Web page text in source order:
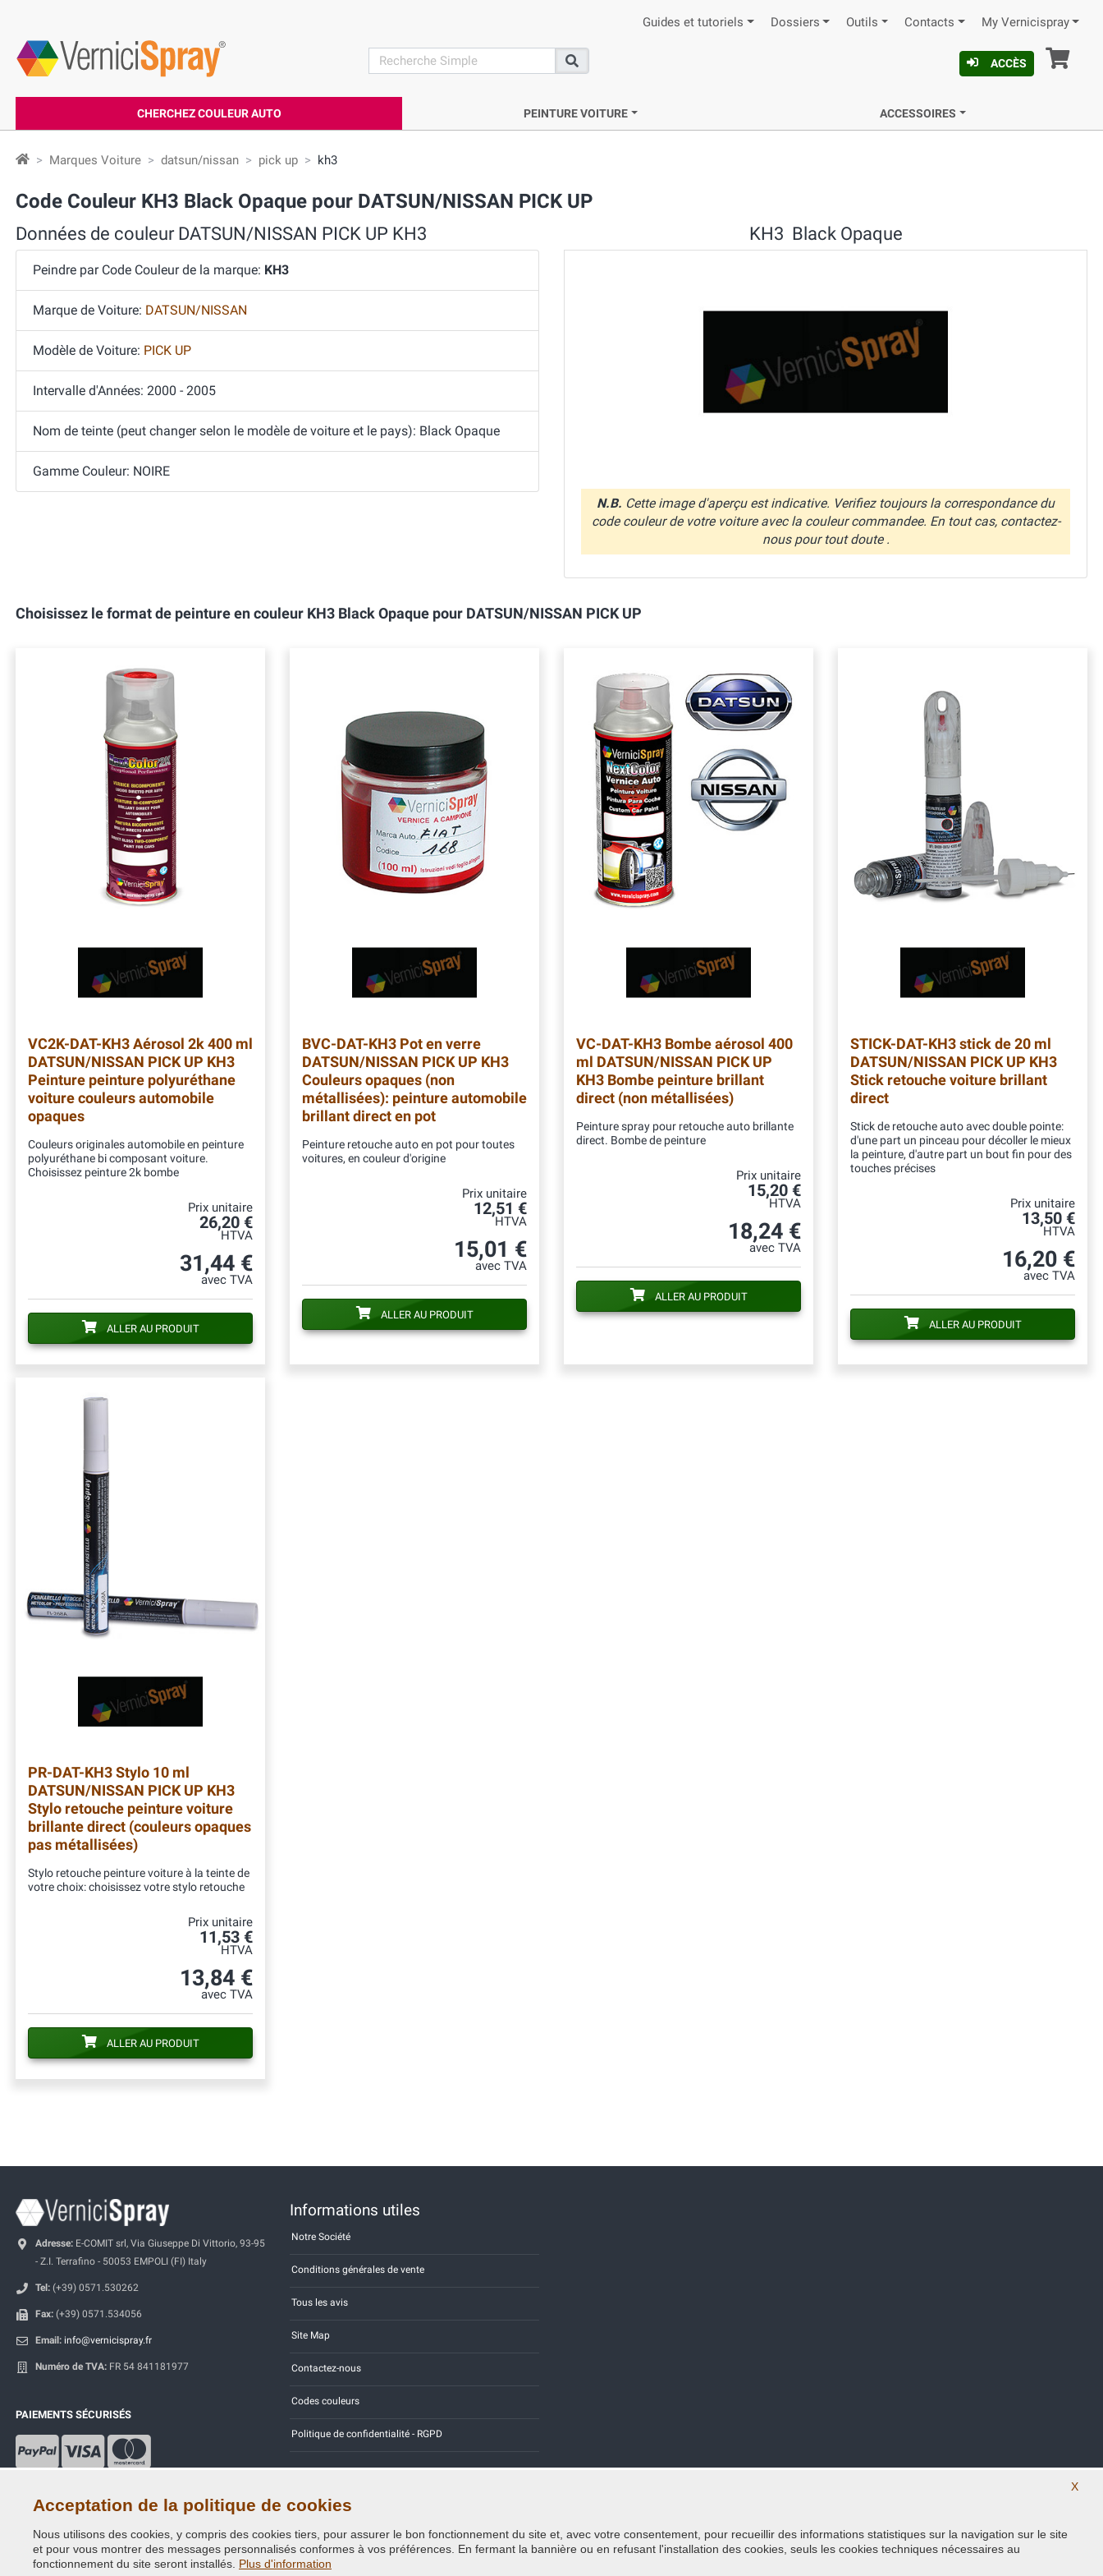
Guides et tutoriels Dossiers Outils Contacts My Vernicispray
search
Recherche
ACCÈS
CHERCHEZ COULEUR AUTO PEINTURE VOITURE ACCESSOIRES
Marques Voiture datsun/nissan pick up kh3
Code Couleur KH3 Black Opaque pour DATSUN/NISSAN PICK UP
Données de couleur DATSUN/NISSAN PICK UP KH3
Peindre par Code Couleur de la marque: KH3
Marque de Voiture: DATSUN/NISSAN
Modèle de Voiture: PICK UP
Intervalle d'Années: 2000 - 2005
Nom de teinte (peut changer selon le modèle de voiture et le pays): Black Opaque
Gamme Couleur: NOIRE
KH3 Black Opaque
N.B. Cette image d'aperçu est indicative. Verifiez toujours la correspondance du
code couleur de votre voiture avec la couleur commandee. En tout cas, contactez-
nous pour tout doute .
Choisissez le format de peinture en couleur KH3 Black Opaque pour DATSUN/NISSAN PICK UP
VC2K-DAT-KH3Aérosol 2k 400 ml
DATSUN/NISSAN PICK UP KH3
Peinture peinture polyuréthane
voiture couleurs automobile
opaques
Couleurs originales automobile en peinture
polyuréthane bi composant voiture.
Choisissez peinture 2k bombe
Prix unitaire
26,20 €
HTVA
31,44 €
avec TVA
ALLER AU PRODUIT
BVC-DAT-KH3 Pot en verre
DATSUN/NISSAN PICK UP KH3
Couleurs opaques (non
métallisées): peinture automobile
brillant direct en pot
Peinture retouche auto en pot pour toutes
voitures, en couleur d'origine
Prix unitaire
12,51 €
HTVA
15,01 €
avec TVA
ALLER AU PRODUIT
VC-DAT-KH3 Bombe aérosol 400
ml DATSUN/NISSAN PICK UP
KH3 Bombe peinture brillant
direct (non métallisées)
Peinture spray pour retouche auto brillante
direct. Bombe de peinture
Prix unitaire
15,20 €
HTVA
18,24 €
avec TVA
ALLER AU PRODUIT
STICK-DAT-KH3stick de 20 ml
DATSUN/NISSAN PICK UP KH3
Stick retouche voiture brillant
direct
Stick de retouche auto avec double pointe:
d'une part un pinceau pour décoller le mieux
la peinture, d'autre part un bout fin pour des
touches précises
Prix unitaire
13,50 €
HTVA
16,20 €
avec TVA
ALLER AU PRODUIT
PR-DAT-KH3Stylo 10 ml
DATSUN/NISSAN PICK UP KH3
Stylo retouche peinture voiture
brillante direct (couleurs opaques
pas métallisées)
Stylo retouche peinture voiture à la teinte de
votre choix: choisissez votre stylo retouche
Prix unitaire
11,53 €
HTVA
13,84 €
avec TVA
ALLER AU PRODUIT
Adresse: E-COMIT srl, Via Giuseppe Di Vittorio, 93-95
- Z.I. Terrafino - 50053 EMPOLI (FI) Italy
Tel: (+39) 0571.530262
Fax: (+39) 0571.534056
Email: info@vernicispray.fr
Numéro de TVA: FR 54 841181977
PAIEMENTS SÉCURISÉS
Informations utiles
Notre Société
Conditions générales de vente
Tous les avis
Site Map
Contactez-nous
Codes couleurs
Politique de confidentialité - RGPD
Copyright © 2014 - 2026. All Rights Reserved.
Visiteurs online: 359
Credits:E-COMIT Suivez nous sur nos réseaux sociaux
X
Acceptation de la politique de cookies
Nous utilisons des cookies, y compris des cookies tiers, pour assurer le bon fonctionnement du site et, avec votre consentement, pour recueillir des informations statistiques sur la navigation sur le site
et pour vous montrer des messages personnalisés conformes à vos préférences. En fermant la bannière ou en refusant l'installation des cookies, seuls les cookies techniques nécessaires au
fonctionnement du site seront installés. Plus d'information